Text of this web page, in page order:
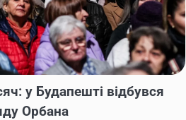
у Будапешті відбувся
Орбана